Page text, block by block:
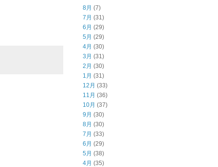
8月 (7)
7月 (31)
6月 (29)
5月 (29)
4月 (30)
3月 (31)
2月 (30)
1月 (31)
12月 (33)
11月 (36)
10月 (37)
9月 (30)
8月 (30)
7月 (33)
6月 (29)
5月 (38)
4月 (35)